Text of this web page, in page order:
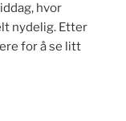
hvor
nydelig. Etter
for å se litt